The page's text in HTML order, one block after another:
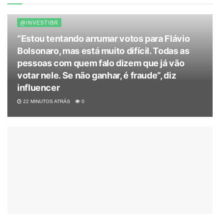
@INVESTIBR
“Estou tentando arrumar votos para Flávio
Bolsonaro, mas está muito difícil. Todas as
pessoas com quem falo dizem que já vão
votar nele. Se não ganhar, é fraude”, diz
influencer
22 MINUTOS ATRÁS 0